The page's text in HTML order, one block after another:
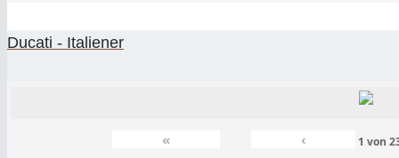
Ducati - Italiener
« ‹ 1 von